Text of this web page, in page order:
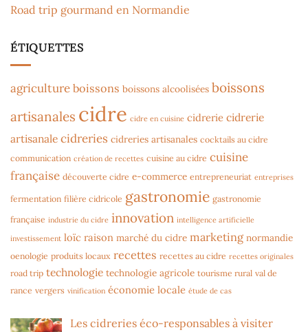
Road trip gourmand en Normandie
ÉTIQUETTES
agriculture boissons boissons alcoolisées boissons
artisanales cidre cidre en cuisine cidrerie cidrerie
artisanale cidreries cidreries artisanales cocktails au cidre
communication création de recettes cuisine au cidre cuisine
française découverte cidre e-commerce entrepreneuriat entreprises
fermentation filière cidricole gastronomie gastronomie
française industrie du cidre innovation intelligence artificielle
investissement loïc raison marché du cidre marketing normandie
oenologie produits locaux recettes recettes au cidre recettes originales
road trip technologie technologie agricole tourisme rural val de
rance vergers vinification économie locale étude de cas
Les cidreries éco-responsables à visiter